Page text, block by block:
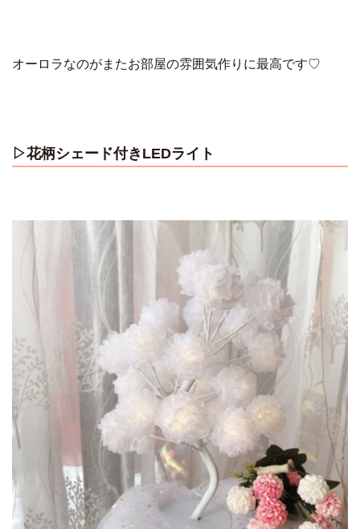
オーロラなのがまたお部屋の雰囲気作りに最高です♡
▷花柄シェード付きLEDライト